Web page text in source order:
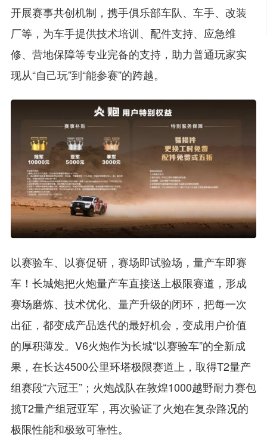
开展赛事共创机制，携手俱乐部车队、车手、改装
厂等，为车手提供技术培训、配件支持、应急维
修、营地保障等专业完备的支持，助力普通玩家实
现从“自己玩”到“能参赛”的跨越。
以赛验车、以赛促研，赛场即试验场，量产车即赛
车！长城炮把火炮量产车直接送上极限赛道，形成
赛场磨炼、技术优化、量产升级的闭环，把每一次
出征，都变成产品迭代的最好机会，变成用户价值
的厚积薄发。V6火炮作为长城“以赛验车”的全新成
果，在长达4500公里环塔极限赛道上，取得T2量产
组赛段“六冠王”；火炮战队在敦煌1000越野耐力赛包
揽T2量产组冠亚军，再次验证了火炮在复杂路况的
极限性能和极致可靠性。